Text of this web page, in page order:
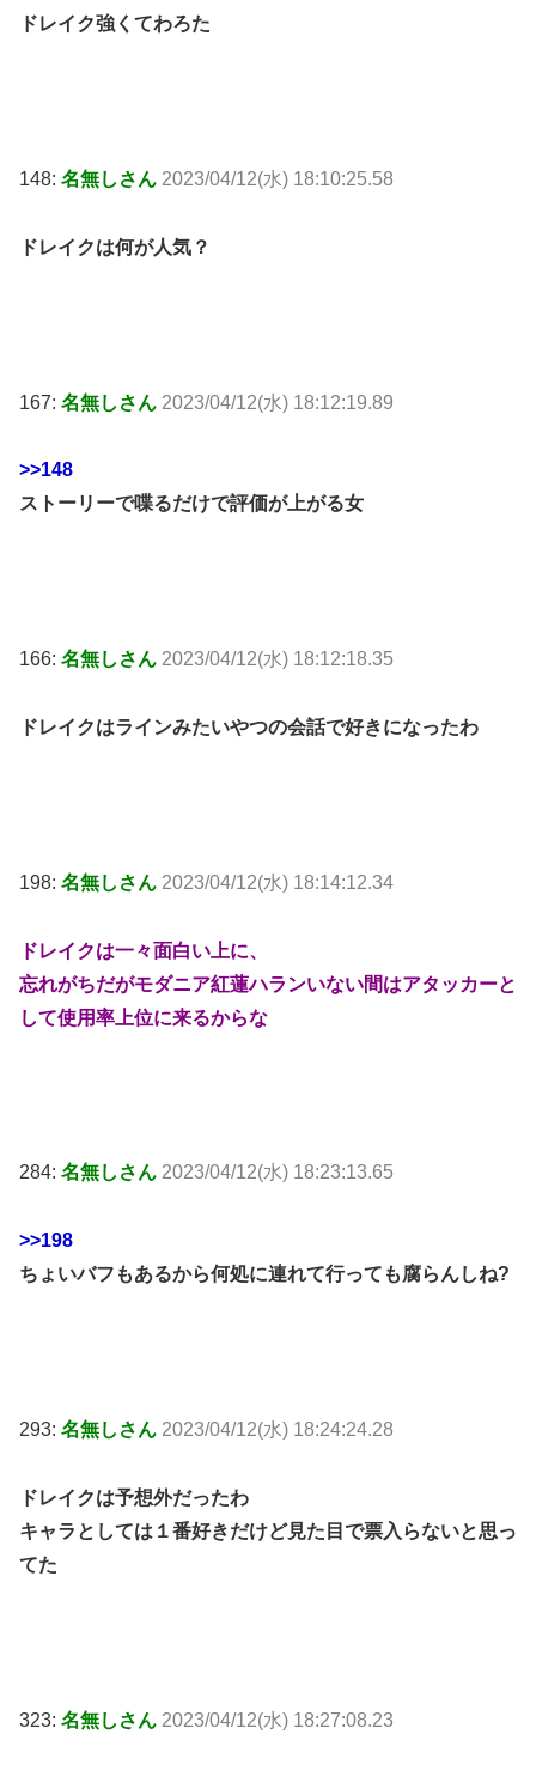
ドレイク強くてわろた
148: 名無しさん 2023/04/12(水) 18:10:25.58
ドレイクは何が人気？
167: 名無しさん 2023/04/12(水) 18:12:19.89
>>148
ストーリーで喋るだけで評価が上がる女
166: 名無しさん 2023/04/12(水) 18:12:18.35
ドレイクはラインみたいやつの会話で好きになったわ
198: 名無しさん 2023/04/12(水) 18:14:12.34
ドレイクは一々面白い上に、
忘れがちだがモダニア紅蓮ハランいない間はアタッカーと
して使用率上位に来るからな
284: 名無しさん 2023/04/12(水) 18:23:13.65
>>198
ちょいバフもあるから何処に連れて行っても腐らんしね?
293: 名無しさん 2023/04/12(水) 18:24:24.28
ドレイクは予想外だったわ
キャラとしては１番好きだけど見た目で票入らないと思っ
てた
323: 名無しさん 2023/04/12(水) 18:27:08.23